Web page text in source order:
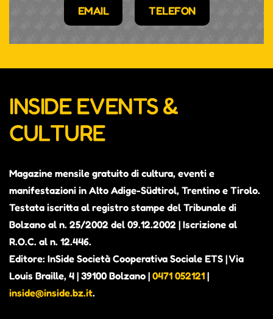
ALEX THE JUDGE, PRIMO
ALBUM IN VISTA. CONTERRÀ
PEZZI INEDITI E ALCUNI BRANI
GIÀ PUBBLICATI COME SINGOLI
Alexander Richter, in arte Alex the Judge, è attivo
dal 2018 nella scena musicale altoatesina (Beyond
EMAIL TELEFON
INSIDE EVENTS &
CULTURE
Magazine mensile gratuito di cultura, eventi e
manifestazioni in Alto Adige-Südtirol, Trentino e Tirolo.
Testata iscritta al registro stampe del Tribunale di
Bolzano al n. 25/2002 del 09.12.2002 | Iscrizione al
R.O.C. al n. 12.446.
Editore: InSide Società Cooperativa Sociale ETS | Via
Louis Braille, 4 | 39100 Bolzano | 0471 052121 |
inside@inside.bz.it.